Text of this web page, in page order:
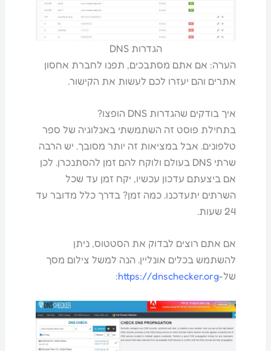
הגדרות DNS
הערה: אם אתם מסתבכים, תפנו לחברת אחסון
אתרים והם יעזרו לכם לעשות את הקישור.
איך בודקים שהגדרות DNS הופצו?
בתחילת פוסט זה השתמשתי באנלוגיה של ספר
טלפונים. אבל במציאות זה יותר מסובך. יש הרבה
שרתי DNS בעולם ולוקח להם זמן להסתנכרן. לכן
אם ביצעתם עדכון עכשיו, יקח זמן עד שכל
השרתים יתעדכנו. כמה זמן? בדרך כלל מדובר עד
24 שעות.
אם אתם רוצים לבדוק את הסטטוס, ניתן
להשתמש בכלים אונליין. הנה למשל צילום מסך
של-https://dnschecker.org
: